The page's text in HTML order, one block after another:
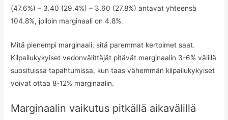
(47.6%) – 3.40 (29.4%) – 3.60 (27.8%) antavat yhteensä
104.8%, jolloin marginaali on 4.8%.
Mitä pienempi marginaali, sitä paremmat kertoimet saat.
Kilpailukykyiset vedonvälittäjät pitävät marginaalin 3-6% välillä
suosituissa tapahtumissa, kun taas vähemmän kilpailukykyiset
voivat ottaa 8-12% marginaalin.
Marginaalin vaikutus pitkällä aikavälillä